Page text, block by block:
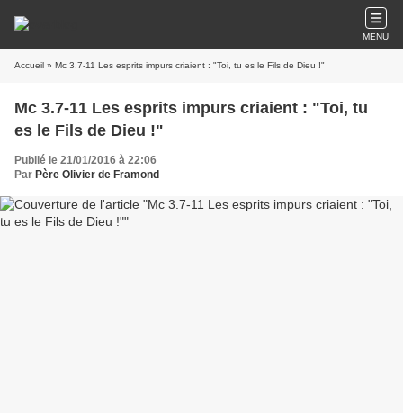
MENU
Accueil » Mc 3.7-11 Les esprits impurs criaient : "Toi, tu es le Fils de Dieu !"
Mc 3.7-11 Les esprits impurs criaient : "Toi, tu
es le Fils de Dieu !"
Publié le 21/01/2016 à 22:06
Par Père Olivier de Framond